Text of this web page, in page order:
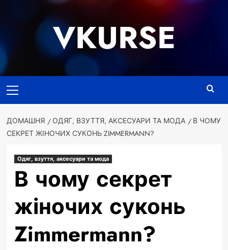
VKURSE
меню
ДОМАШНЯ ОДЯГ, ВЗУТТЯ, АКСЕСУАРИ ТА МОДА
В ЧОМУ
СЕКРЕТ ЖІНОЧИХ СУКОНЬ ZIMMERMANN?
Одяг, взуття, аксесуари та мода
В чому секрет
жіночих суконь
Zimmermann?